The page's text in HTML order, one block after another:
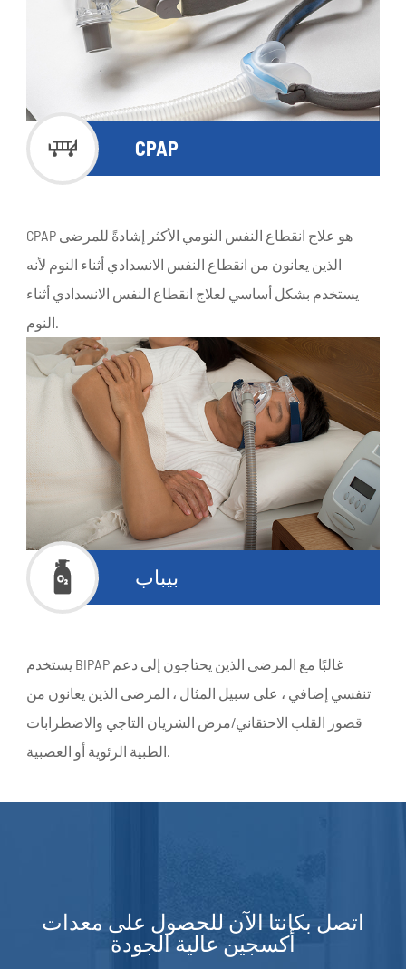
 CPAP
CPAP هو علاج انقطاع النفس النومي الأكثر إشادةً للمرضى
الذين يعانون من انقطاع النفس الانسدادي أثناء النوم لأنه
يستخدم بشكل أساسي لعلاج انقطاع النفس الانسدادي أثناء
 بيباب
يستخدم BIPAP غالبًا مع المرضى الذين يحتاجون إلى دعم
تنفسي إضافي ، على سبيل المثال ، المرضى الذين يعانون من
قصور القلب الاحتقاني/مرض الشريان التاجي والاضطرابات
الطبية الرئوية أو العصبية.
اتصل بكانتا الآن للحصول على معدات
أكسجين عالية الجودة